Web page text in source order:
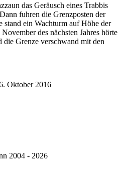
das Geräusch eines Trabbis
fuhren die Grenzposten der
ein Wachturm auf Höhe der
des nächsten Jahres hörte
Grenze verschwand mit den
Oktober 2016
2004 - 2026